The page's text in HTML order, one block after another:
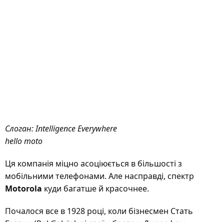
Слоган: Intelligence Everywhere
hello moto
Ця компанія міцно асоціюється в більшості з
мобільними телефонами. Але насправді, спектр
Motorola куди багатше й красочнее.
Почалося все в 1928 році, коли бізнесмен Стать